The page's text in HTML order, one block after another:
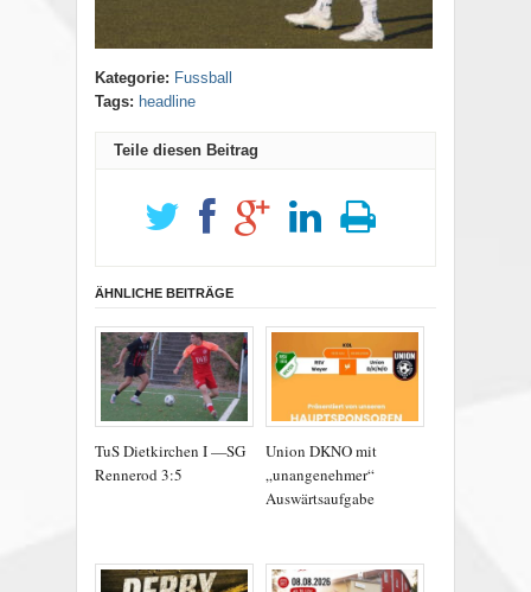
Kategorie: Fussball
Tags: headline
Teile diesen Beitrag
ÄHNLICHE BEITRÄGE
TuS Dietkirchen I —SG
Rennerod 3:5
Union DKNO mit
„unangenehmer“
Auswärtsaufgabe